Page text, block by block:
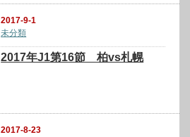
2017-9-1
未分類
2017年J1第16節 柏vs札幌
2017-8-23